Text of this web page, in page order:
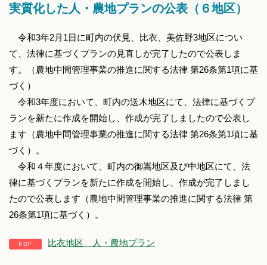
実質化した人・農地プランの公表（６地区）
令和3年2月1日に町内の伏見、比衣、美佐野3地区につい
て、法律に基づくプランの見直しが完了したので公表しま
す。（農地中間管理事業の推進に関する法律 第26条第1項に基
づく）
令和3年度において、町内の送木地区にて、法律に基づくプ
ランを新たに作成を開始し、作成が完了しましたので公表し
ます（農地中間管理事業の推進に関する法律 第26条第1項に基
づく）。
令和４年度において、町内の御嵩地区及び中地区にて、法
律に基づくプランを新たに作成を開始し、作成が完了しまし
たので公表します（農地中間管理事業の推進に関する法律 第
26条第1項に基づく）。
比衣地区 人・農地プラン